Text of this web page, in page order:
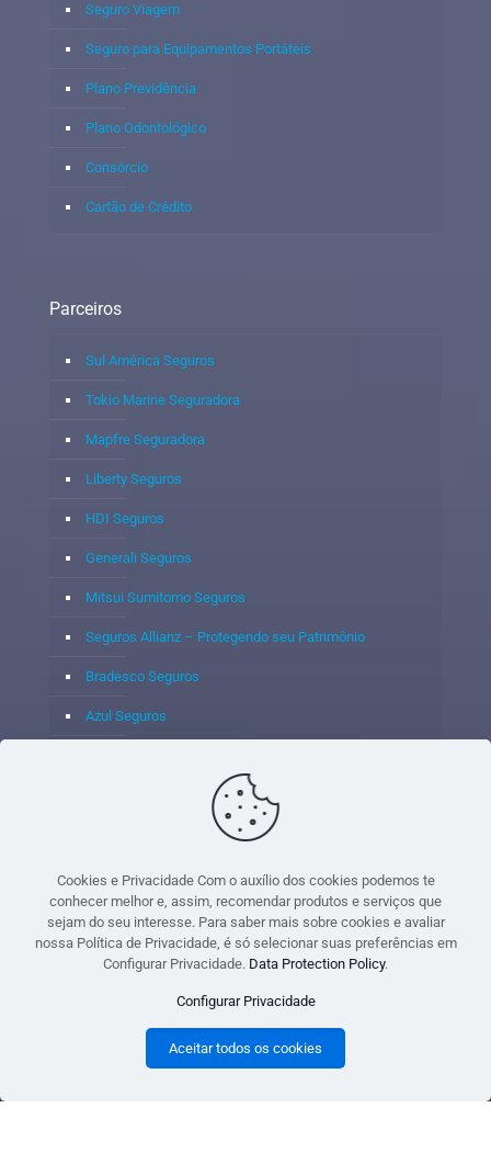
Seguro Viagem
Seguro para Equipamentos Portáteis
Plano Previdência
Plano Odontológico
Consórcio
Cartão de Crédito
Parceiros
Sul América Seguros
Tokio Marine Seguradora
Mapfre Seguradora
Liberty Seguros
HDI Seguros
Generali Seguros
Mitsui Sumitomo Seguros
Seguros Allianz – Protegendo seu Patrimônio
Bradesco Seguros
Azul Seguros
© 2020 - Yoshie & Maia Corretora de Seguros Ltda - CNPJ:
05.459.716/0001-75 - SUSEP: 100637106 AV DOS
PAVIMENTO - CEP 06.020-012 - VILA YARA - OSASCO - UF SP -
TELEFONE - (11) 8251-9266
Cookies e Privacidade Com o auxílio dos cookies podemos te
conhecer melhor e, assim, recomendar produtos e serviços que
sejam do seu interesse. Para saber mais sobre cookies e avaliar
nossa Política de Privacidade, é só selecionar suas preferências em
Configurar Privacidade. Data Protection Policy.
Configurar Privacidade
Aceitar todos os cookies